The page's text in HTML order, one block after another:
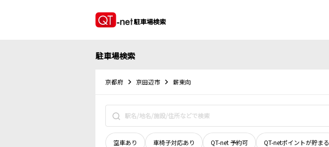
駐車場検索
駐車場検索
京都府 京田辺市 薪東向
空車あり 車椅子対応あり QT-net 予約可 QT-netポイントが貯まる